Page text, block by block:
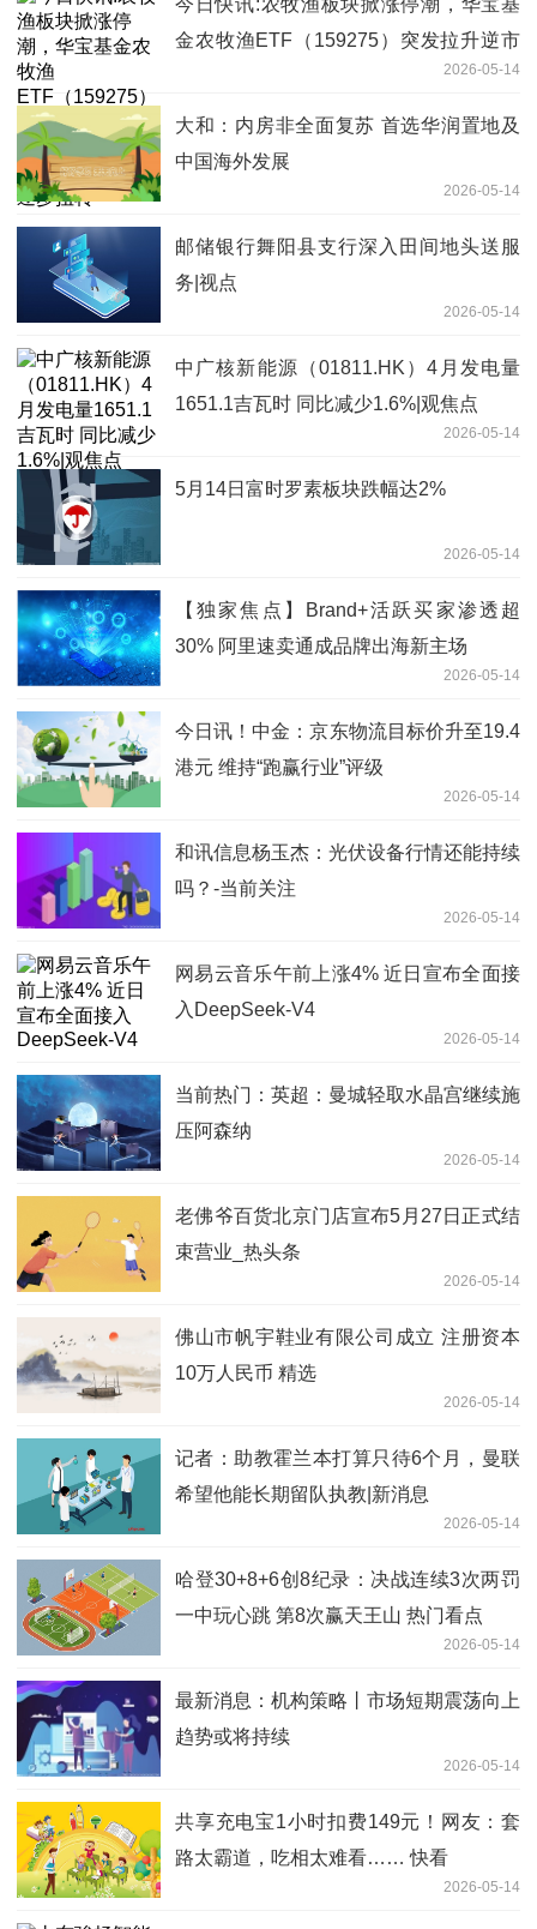
今日快讯:农牧渔板块掀涨停潮，华宝基
金农牧渔ETF（159275）突发拉升逆市
上探1.29%！机构高呼悲观预期或逐步扭
转
2026-05-14
大和：内房非全面复苏 首选华润置地及
中国海外发展
2026-05-14
邮储银行舞阳县支行深入田间地头送服
务|视点
2026-05-14
中广核新能源（01811.HK）4月发电量
1651.1吉瓦时 同比减少1.6%|观焦点
2026-05-14
5月14日富时罗素板块跌幅达2%
2026-05-14
【独家焦点】Brand+活跃买家渗透超
30% 阿里速卖通成品牌出海新主场
2026-05-14
今日讯！中金：京东物流目标价升至19.4
港元 维持“跑赢行业”评级
2026-05-14
和讯信息杨玉杰：光伏设备行情还能持续
吗？-当前关注
2026-05-14
网易云音乐午前上涨4% 近日宣布全面接
入DeepSeek-V4
2026-05-14
当前热门：英超：曼城轻取水晶宫继续施
压阿森纳
2026-05-14
老佛爷百货北京门店宣布5月27日正式结
束营业_热头条
2026-05-14
佛山市帆宇鞋业有限公司成立 注册资本
10万人民币 精选
2026-05-14
记者：助教霍兰本打算只待6个月，曼联
希望他能长期留队执教|新消息
2026-05-14
哈登30+8+6创8纪录：决战连续3次两罚
一中玩心跳 第8次赢天王山 热门看点
2026-05-14
最新消息：机构策略丨市场短期震荡向上
趋势或将持续
2026-05-14
共享充电宝1小时扣费149元！网友：套
路太霸道，吃相太难看…… 快看
2026-05-14